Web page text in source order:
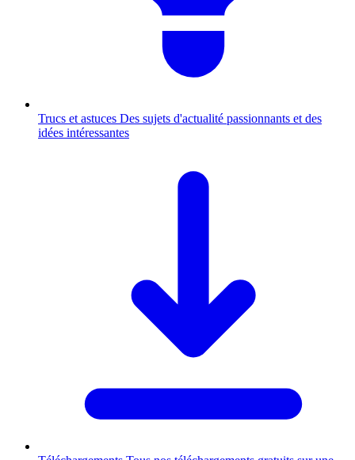
Trucs et astuces Des sujets d'actualité passionnants et des
idées intéressantes